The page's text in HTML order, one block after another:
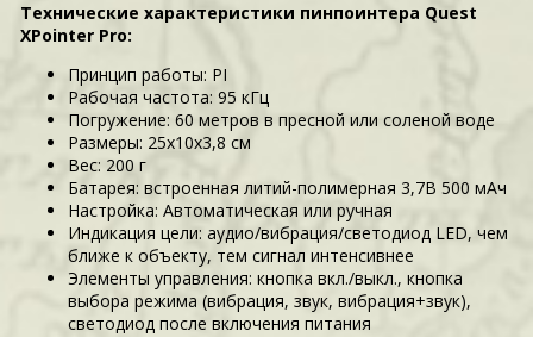
Технические характеристики пинпоинтера Quest
XPointer Pro:
Принцип работы: PI
Рабочая частота: 95 кГц
Погружение: 60 метров в пресной или соленой воде
Размеры: 25х10х3,8 см
Вес: 200 г
Батарея: встроенная литий-полимерная 3,7В 500 мАч
Настройка: Автоматическая или ручная
Индикация цели: аудио/вибрация/светодиод LED, чем
ближе к объекту, тем сигнал интенсивнее
Элементы управления: кнопка вкл./выкл., кнопка
выбора режима (вибрация, звук, вибрация+звук),
светодиод после включения питания